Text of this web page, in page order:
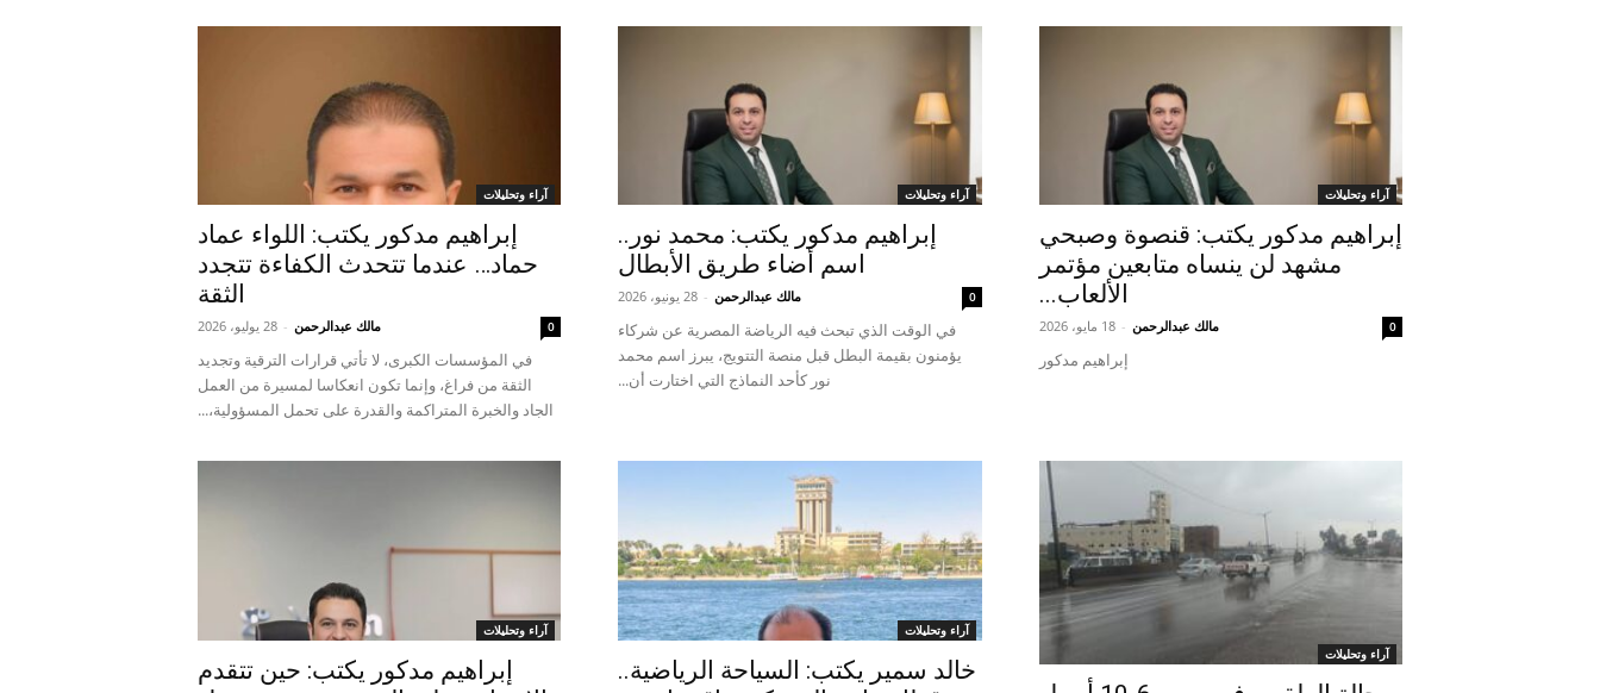
آراء وتحليلات
إبراهيم مدكور يكتب: اللواء عماد
حماد… عندما تتحدث الكفاءة تتجدد
الثقة
مالك عبدالرحمن - 28 يوليو، 2026 0
في المؤسسات الكبرى، لا تأتي قرارات الترقية وتجديد
الثقة من فراغ، وإنما تكون انعكاسا لمسيرة من العمل
الجاد والخبرة المتراكمة والقدرة على تحمل المسؤولية،...
آراء وتحليلات
إبراهيم مدكور يكتب: محمد نور..
اسم أضاء طريق الأبطال
مالك عبدالرحمن - 28 يونيو، 2026 0
في الوقت الذي تبحث فيه الرياضة المصرية عن شركاء
يؤمنون بقيمة البطل قبل منصة التتويج، يبرز اسم محمد
نور كأحد النماذج التي اختارت أن...
آراء وتحليلات
إبراهيم مدكور يكتب: قنصوة وصبحي
مشهد لن ينساه متابعين مؤتمر
الألعاب...
مالك عبدالرحمن - 18 مايو، 2026 0
إبراهيم مدكور
آراء وتحليلات
إبراهيم مدكور يكتب: حين تتقدم
آراء وتحليلات
خالد سمير يكتب: السياحة الرياضية..
آراء وتحليلات